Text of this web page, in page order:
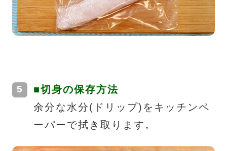
■切身の保存方法
余分な水分(ドリップ)をキッチンペ
ーパーで拭き取ります。